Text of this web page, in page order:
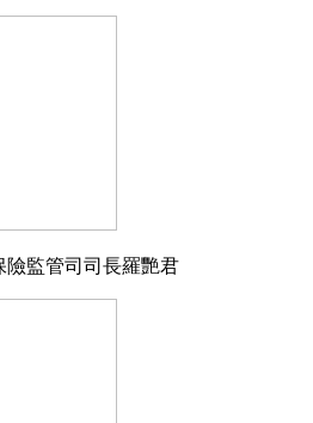
險監管司司長羅艷君